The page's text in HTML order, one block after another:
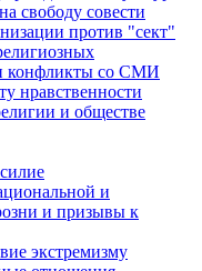
свободу совести
против "сект"
конфликты со СМИ
нравственности
и обществе
и
и призывы к
экстремизму